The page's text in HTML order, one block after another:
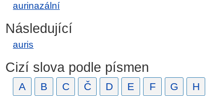
aurinazální
Následující
auris
Cizí slova podle písmen
A B C Č D E F G
H